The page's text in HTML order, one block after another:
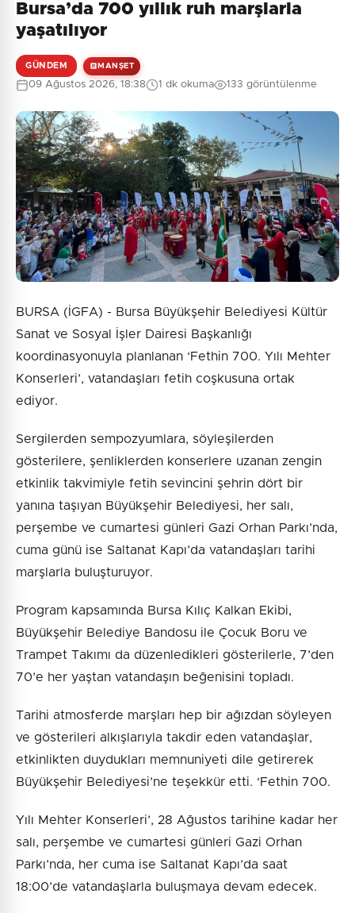
Bursa’da 700 yıllık ruh marşlarla
yaşatılıyor
GÜNDEM MANŞET
09 Ağustos 2026, 18:38 1 dk okuma 133 görüntülenme
BURSA (İGFA) - Bursa Büyükşehir Belediyesi Kültür
Sanat ve Sosyal İşler Dairesi Başkanlığı
koordinasyonuyla planlanan ‘Fethin 700. Yılı Mehter
Konserleri’, vatandaşları fetih coşkusuna ortak
ediyor.
Sergilerden sempozyumlara, söyleşilerden
gösterilere, şenliklerden konserlere uzanan zengin
etkinlik takvimiyle fetih sevincini şehrin dört bir
yanına taşıyan Büyükşehir Belediyesi, her salı,
perşembe ve cumartesi günleri Gazi Orhan Parkı’nda,
cuma günü ise Saltanat Kapı’da vatandaşları tarihi
marşlarla buluşturuyor.
Program kapsamında Bursa Kılıç Kalkan Ekibi,
Büyükşehir Belediye Bandosu ile Çocuk Boru ve
Trampet Takımı da düzenledikleri gösterilerle, 7’den
70’e her yaştan vatandaşın beğenisini topladı.
Tarihi atmosferde marşları hep bir ağızdan söyleyen
ve gösterileri alkışlarıyla takdir eden vatandaşlar,
etkinlikten duydukları memnuniyeti dile getirerek
Büyükşehir Belediyesi’ne teşekkür etti. ‘Fethin 700.
Yılı Mehter Konserleri’, 28 Ağustos tarihine kadar her
salı, perşembe ve cumartesi günleri Gazi Orhan
Parkı’nda, her cuma ise Saltanat Kapı’da saat
18:00’de vatandaşlarla buluşmaya devam edecek.